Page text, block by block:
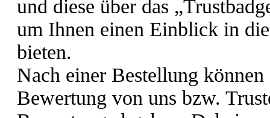
und diese über das
um Ihnen einen Einblick in
bieten.
Nach einer Bestellung
Bewertung von uns bzw.